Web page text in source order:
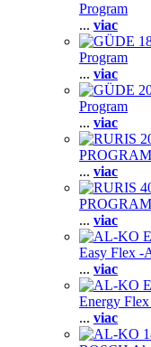
Program
... viac
Program
... viac
Program
... viac
PROGRAM
... viac
PROGRAM
... viac
Easy Flex -
... viac
Energy
... viac